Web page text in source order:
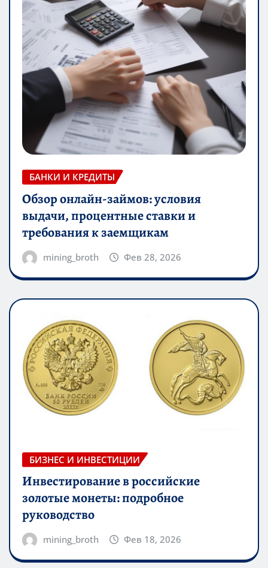
БАНКИ И КРЕДИТЫ
Обзор онлайн-займов: условия
выдачи, процентные ставки и
требования к заемщикам
mining_broth Фев 28, 2026
БИЗНЕС И ИНВЕСТИЦИИ
Инвестирование в российские
золотые монеты: подробное
руководство
mining_broth Фев 18, 2026